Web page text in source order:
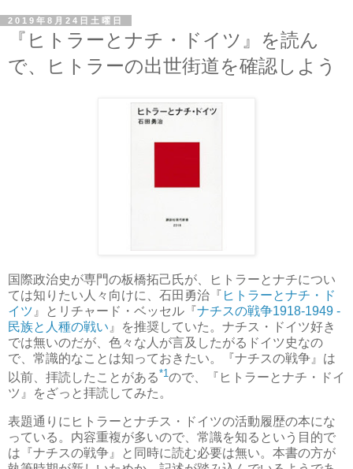
2019年8月24日土曜日
『ヒトラーとナチ・ドイツ』を読ん
で、ヒトラーの出世街道を確認しよう
国際政治史が専門の板橋拓己氏が、ヒトラーとナチについ
ては知りたい人々向けに、石田勇治『 ヒトラーとナチ・ド
イツ 』とリチャード・ベッセル『ナチスの戦争1918-1949 -
民族と人種の戦い 』を推奨していた。ナチス・ドイツ好き
では無いのだが、色々な人が言及したがるドイツ史なの
で、常識的なことは知っておきたい。『ナチスの戦争』は
以前、拝読したことがある*1ので、『ヒトラーとナチ・ドイ
ツ』をざっと拝読してみた。
表題通りにヒトラーとナチス・ドイツの活動履歴の本にな
っている。内容重複が多いので、常識を知るという目的で
は『ナチスの戦争』と同時に読む必要は無い。本書の方が